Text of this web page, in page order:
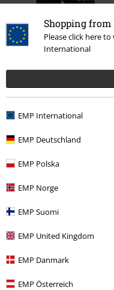
Shopping
Please click here
International
EMP International
EMP Deutschland
EMP Polska
EMP Norge
EMP Suomi
EMP United Kingdom
EMP Danmark
EMP Österreich
Ostatnie sztuki Aplikacja
Coast Choppers
Kurtka